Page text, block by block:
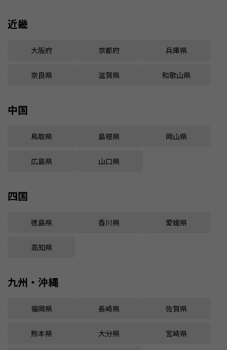
近畿
大阪府 京都府 兵庫県
奈良県 滋賀県 和歌山県
中国
鳥取県 島根県 岡山県
広島県 山口県
四国
徳島県 香川県 愛媛県
高知県
九州・沖縄
福岡県 長崎県 佐賀県
熊本県 大分県 宮崎県